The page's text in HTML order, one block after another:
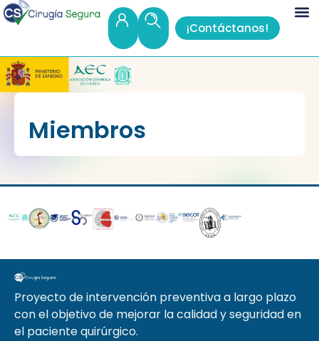
¡Contáctanos!
Miembros
Proyecto de intervención preventiva a largo plazo
con el objetivo de mejorar la calidad y seguridad en
el paciente quirúrgico.